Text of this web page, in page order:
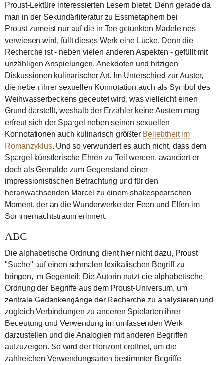
Proust-Lektüre interessierten Lesern bietet. Denn gerade da
man in der Sekundärliteratur zu Essmetaphern bei
Proust zumeist nur auf die in Tee getunkten Madeleines
verwiesen wird, füllt dieses Werk eine Lücke. Denn die
Recherche ist - neben vielen anderen Aspekten - gefüllt mit
unzähligen Anspielungen, Anekdoten und hitzigen
Diskussionen kulinarischer Art. Im Unterschied zur Auster,
die neben ihrer sexuellen Konnotation auch als Symbol des
Weihwasserbeckens gedeutet wird, was vielleicht einen
Grund darstellt, weshalb der Erzähler keine Austern mag,
erfreut sich der Spargel neben seinen sexuellen
Konnotationen auch kulinarisch größter Beliebtheit im
Romanzyklus. Und so verwundert es auch nicht, dass dem
Spargel künstlerische Ehren zu Teil werden, avanciert er
doch als Gemälde zum Gegenstand einer
impressionistischen Betrachtung und für den
heranwachsenden Marcel zu einem shakespearschen
Moment, der an die Wunderwerke der Feen und Elfen im
Sommernachtstraum erinnert.
ABC
Die alphabetische Ordnung dient hier nicht dazu, Proust
"Suche" auf einen schmalen lexikalischen Begriff zu
bringen, im Gegenteil: Die Autorin nutzt die alphabetische
Ordnung der Begriffe aus dem Proust-Universum, um
zentrale Gedankengänge der Recherche zu analysieren und
zugleich Verbindungen zu anderen Spielarten ihrer
Bedeutung und Verwendung im umfassenden Werk
darzustellen und die Analogien mit anderen Begriffen
aufzuzeigen. So wird der Horizont eröffnet, um die
zahlreichen Verwendungsarten bestimmter Begriffe